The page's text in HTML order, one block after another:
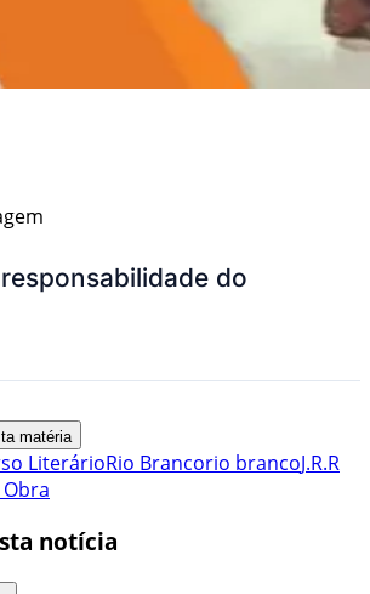
do
matéria
LiterárioRio Brancorio brancoJ.R.R
notícia